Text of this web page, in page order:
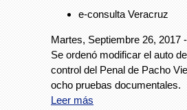
e-consulta Veracruz
Martes, Septiembre 26, 2017
Se ordenó modificar el auto
control del Penal de Pacho
ocho pruebas documentales.
Leer más